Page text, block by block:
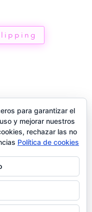
para garantizar el
y mejorar nuestros
rechazar las no
Política de cookies